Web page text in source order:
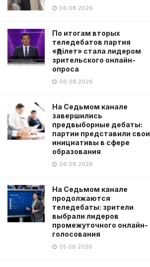
06.08.2026
По итогам вторых
теледебатов партия
«Әділет» стала лидером
зрительского онлайн-
опроса
06.08.2026
На Седьмом канале
завершились
предвыборные дебаты:
партии представили свои
инициативы в сфере
образования
06.08.2026
На Седьмом канале
продолжаются
теледебаты: зрители
выбрали лидеров
промежуточного онлайн-
голосования
05.08.2026